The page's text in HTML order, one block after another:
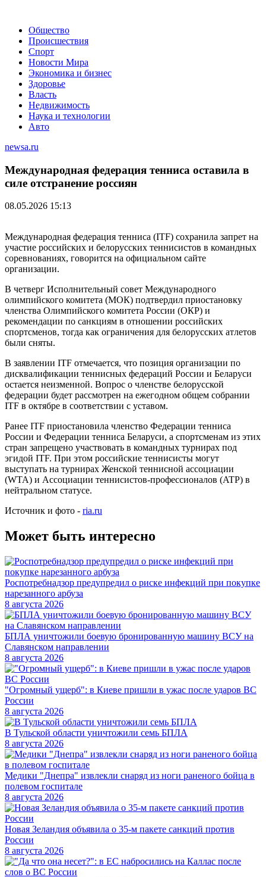
Общество
Происшествия
Спорт
Новости Мира
Экономика и бизнес
Здоровье
Власть
Недвижимость
Наука и технологии
Авто
newsa.ru
Международная федерация тенниса оставила в
силе отстранение россиян
08.05.2026 15:13
Международная федерация тенниса (ITF) сохранила запрет на
участие российских и белорусских теннисистов в командных
соревнованиях, говорится на официальном сайте
организации.
В четверг Исполнительный совет Международного
олимпийского комитета (МОК) подтвердил приостановку
членства Олимпийского комитета России (ОКР) и
рекомендации по санкциям в отношении российских
спортсменов, тогда как ограничения для белорусских атлетов
были сняты.
В заявлении ITF отмечается, что позиция организации по
дисквалификации теннисных федераций России и Беларуси
остается неизменной. Вопрос о членстве белорусской
федерации будет рассмотрен на ежегодном общем собрании
ITF в октябре в соответствии с уставом.
Ранее ITF приостановила членство Федерации тенниса
России и Федерации тенниса Беларуси, а спортсменам из этих
стран запрещено участвовать в командных турнирах под
эгидой ITF. При этом российские теннисисты могут
выступать на турнирах Женской теннисной ассоциации
(WTA) и Ассоциации теннисистов-профессионалов (ATP) в
нейтральном статусе.
Источник и фото - ria.ru
Может быть интересно
Роспотребнадзор предупредил о риске инфекций при покупке
нарезанного арбуза
8 августа 2026
БПЛА уничтожили боевую бронированную машину ВСУ на
Славянском направлении
8 августа 2026
"Огромный ущерб": в Киеве пришли в ужас после ударов ВС
России
8 августа 2026
В Тульской области уничтожили семь БПЛА
8 августа 2026
Медики "Днепра" извлекли снаряд из ноги раненого бойца в
полевом госпитале
8 августа 2026
Новая Зеландия объявила о 35-м пакете санкций против
России
8 августа 2026